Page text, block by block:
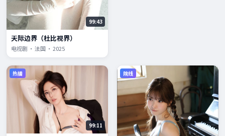
99:43
天际边界（杜比视界）
电视剧 · 法国 · 2025
热播
99:11
院线